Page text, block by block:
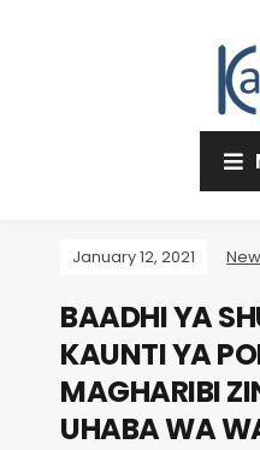
January 12, 2021
BAADHI YA
KAUNTI YA
MAGHARIBI
UHABA WA